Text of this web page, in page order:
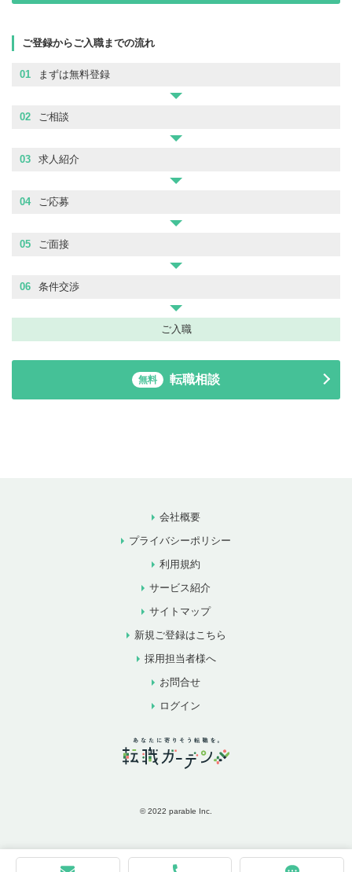
ご登録からご入職までの流れ
01 まずは無料登録
02 ご相談
03 求人紹介
04 ご応募
05 ご面接
06 条件交渉
ご入職
無料 転職相談
会社概要
プライバシーポリシー
利用規約
サービス紹介
サイトマップ
新規ご登録はこちら
採用担当者様へ
お問合せ
ログイン
© 2022 parable Inc.